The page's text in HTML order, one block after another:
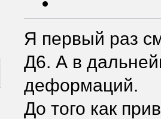
Я первый раз
Д6. А в
деформаций.
До того как